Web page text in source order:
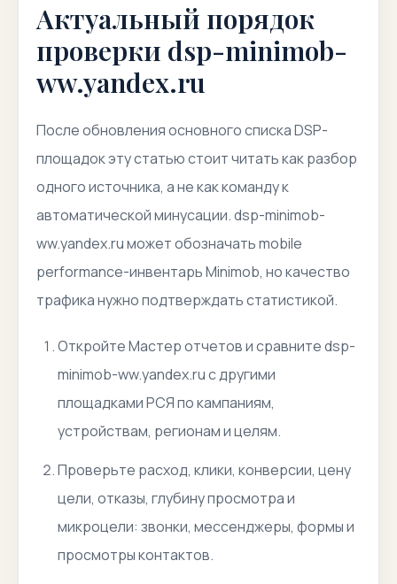
Актуальный порядок
проверки dsp-minimob-
ww.yandex.ru
После обновления основного списка DSP-
площадок эту статью стоит читать как разбор
одного источника, а не как команду к
автоматической минусации. dsp-minimob-
ww.yandex.ru может обозначать mobile
performance-инвентарь Minimob, но качество
трафика нужно подтверждать статистикой.
Откройте Мастер отчетов и сравните dsp-
minimob-ww.yandex.ru с другими
площадками РСЯ по кампаниям,
устройствам, регионам и целям.
Проверьте расход, клики, конверсии, цену
цели, отказы, глубину просмотра и
микроцели: звонки, мессенджеры, формы и
просмотры контактов.